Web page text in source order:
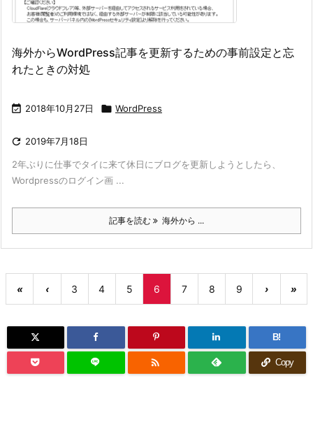
海外からWordPress記事を更新するための事前設定と忘
れたときの対処
 2018年10月27日  WordPress
 2019年7月18日
2年ぶりに仕事でタイに来て休日にブログを更新しようとしたら、
Wordpressのログイン画 ...
記事を読む 海外から ...
« ‹ 3 4 5 6 7 8 9 › »
B!
 Copy